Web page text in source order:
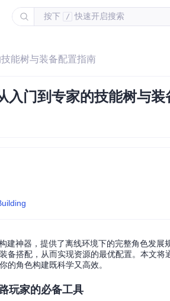
按下 / 快速开启搜索
能树与装备配置指南
入门到专家的技能树与装
神器，提供了离线环境下的完整角色发展
备搭配，从而实现资源的最优配置。本文
的角色构建既科学又高效。
玩家的必备工具